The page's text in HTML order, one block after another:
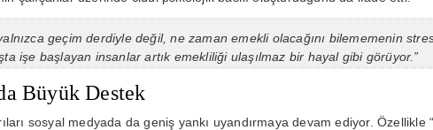
geçim derdiyle değil, ne zaman emekli olacağını bilememenin
işe başlayan insanlar artık emekliliği ulaşılmaz bir hayal gibi görüyor.”
Büyük Destek
sosyal medyada da geniş yankı uyandırmaya devam ediyor. Özellikle